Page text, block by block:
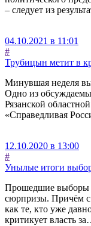
– следует из
04.10.2021 в 11:01
#
Трубицын метит в
Минувшая неделя
Одно из
Рязанской
«Справедливая
12.10.2020 в 13:00
#
Унылые итоги
Прошедшие выборы
сюрпризы. Причём
как те, кто уже
критикует власть